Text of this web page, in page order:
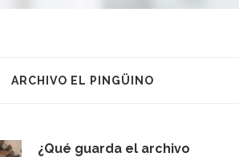
ARCHIVO EL PINGÜINO
¿Qué guarda el archivo